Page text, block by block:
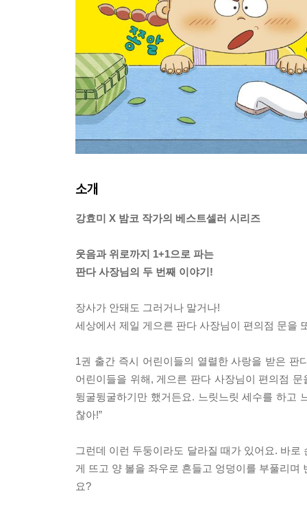
소개
강효미 X 밤코 작가의 베스트셀러 시리즈
웃음과 위로까지 1+1으로 파는
판다 사장님의 두 번째 이야기!
장사가 안돼도 그러거나 말거나!
세상에서 제일 게으른 판다 사장님이 편의점 문을
1권 출간 즉시 어린이들의 열렬한 사랑을 받은
어린이들을 위해, 게으른 판다 사장님이 편의점
뒹굴뒹굴하기만 했거든요. 느릿느릿 세수를 하고
찮아!”
그런데 이런 두둥이라도 달라질 때가 있어요. 바로
게 뜨고 양 볼을 좌우로 흔들고 엉덩이를 부풀리
요?